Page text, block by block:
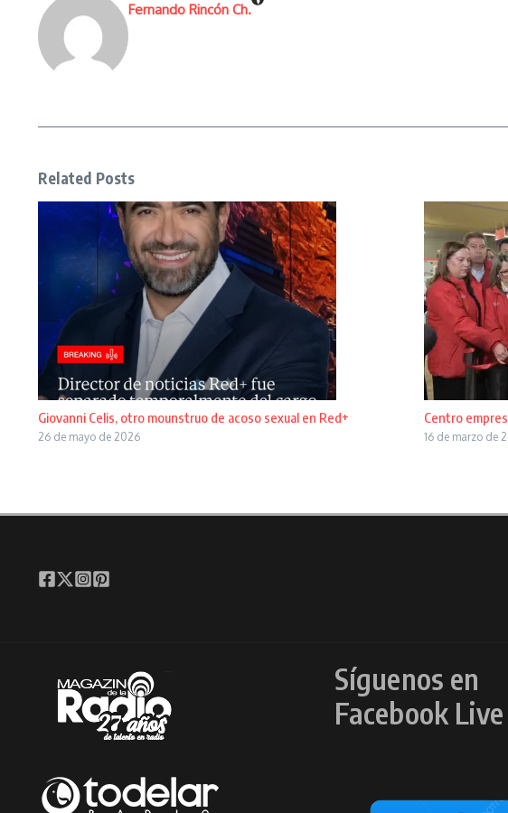
Fernando Rincón Ch.
Related Posts
Giovanni Celis, otro mounstruo de acoso sexual en Red+
26 de mayo de 2026
Centro
16 de marzo de
Síguenos en
Facebook Live